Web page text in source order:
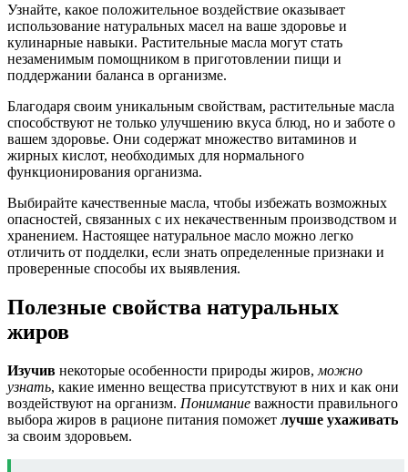
Узнайте, какое положительное воздействие оказывает
использование натуральных масел на ваше здоровье и
кулинарные навыки. Растительные масла могут стать
незаменимым помощником в приготовлении пищи и
поддержании баланса в организме.
Благодаря своим уникальным свойствам, растительные масла
способствуют не только улучшению вкуса блюд, но и заботе о
вашем здоровье. Они содержат множество витаминов и
жирных кислот, необходимых для нормального
функционирования организма.
Выбирайте качественные масла, чтобы избежать возможных
опасностей, связанных с их некачественным производством и
хранением. Настоящее натуральное масло можно легко
отличить от подделки, если знать определенные признаки и
проверенные способы их выявления.
Полезные свойства натуральных
жиров
Изучив некоторые особенности природы жиров, можно
узнать, какие именно вещества присутствуют в них и как они
воздействуют на организм. Понимание важности правильного
выбора жиров в рационе питания поможет лучше ухаживать
за своим здоровьем.